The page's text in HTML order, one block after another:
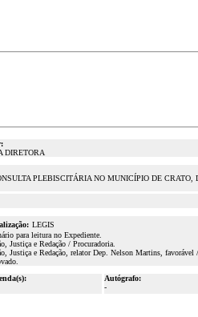
DIRETORA
PLEBISCITÁRIA NO MUNICÍPIO DE
LEGIS
para leitura no Expediente.
Justiça e Redação / Procuradoria.
Justiça e Redação, relator Dep. Nelson Martins, favorável
Autógrafo:
-